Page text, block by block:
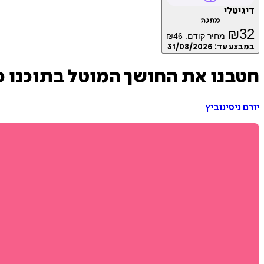
דיגיטלי
מתנה
₪32 מחיר קודם: ₪46
במבצע עד: 31/08/2026
חטבנו את החושך המוטל בתוכנו
יורם ניסינוביץ